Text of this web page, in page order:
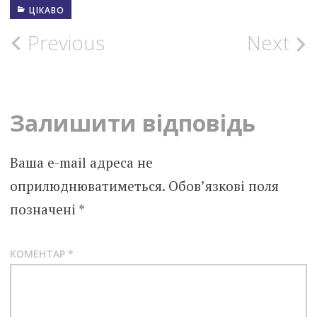
ЦІКАВО
Post
Previous Next
Залишити відповідь
Ваша e-mail адреса не
оприлюднюватиметься. Обов’язкові поля
позначені *
КОМЕНТАР *